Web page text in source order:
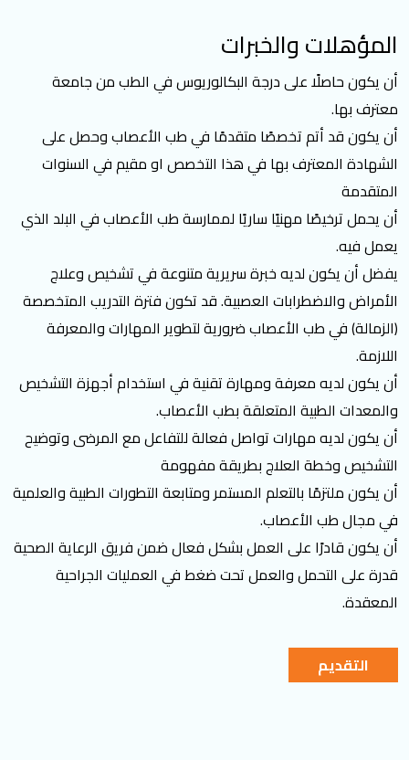
المؤهلات والخبرات
أن يكون حاصلًا على درجة البكالوريوس في الطب من جامعة
معترف بها.
أن يكون قد أتم تخصصًا متقدمًا في طب الأعصاب وحصل على
الشهادة المعترف بها في هذا التخصص او مقيم في السنوات
المتقدمة
أن يحمل ترخيصًا مهنيًا ساريًا لممارسة طب الأعصاب في البلد الذي
يعمل فيه.
يفضل أن يكون لديه خبرة سريرية متنوعة في تشخيص وعلاج
الأمراض والاضطرابات العصبية. قد تكون فترة التدريب المتخصصة
(الزمالة) في طب الأعصاب ضرورية لتطوير المهارات والمعرفة
اللازمة.
أن يكون لديه معرفة ومهارة تقنية في استخدام أجهزة التشخيص
والمعدات الطبية المتعلقة بطب الأعصاب.
أن يكون لديه مهارات تواصل فعالة للتفاعل مع المرضى وتوضيح
التشخيص وخطة العلاج بطريقة مفهومة
أن يكون ملتزمًا بالتعلم المستمر ومتابعة التطورات الطبية والعلمية
في مجال طب الأعصاب.
أن يكون قادرًا على العمل بشكل فعال ضمن فريق الرعاية الصحية
قدرة على التحمل والعمل تحت ضغط في العمليات الجراحية
المعقدة.
التقديم